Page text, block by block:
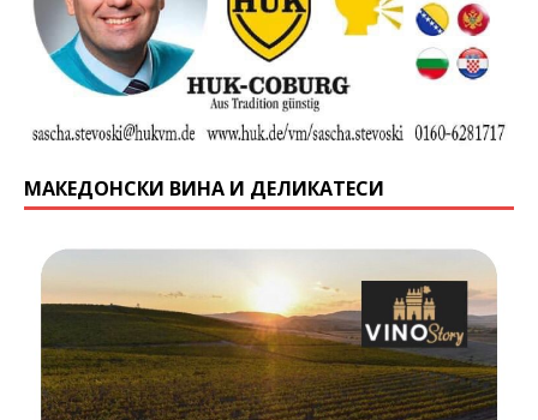
МАКЕДОНСКИ ВИНА И ДЕЛИКАТЕСИ